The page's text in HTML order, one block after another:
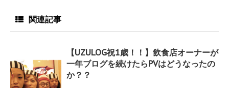
関連記事
【UZULOG祝1歳！！】飲食店オーナーが
一年ブログを続けたらPVはどうなったの
か？？